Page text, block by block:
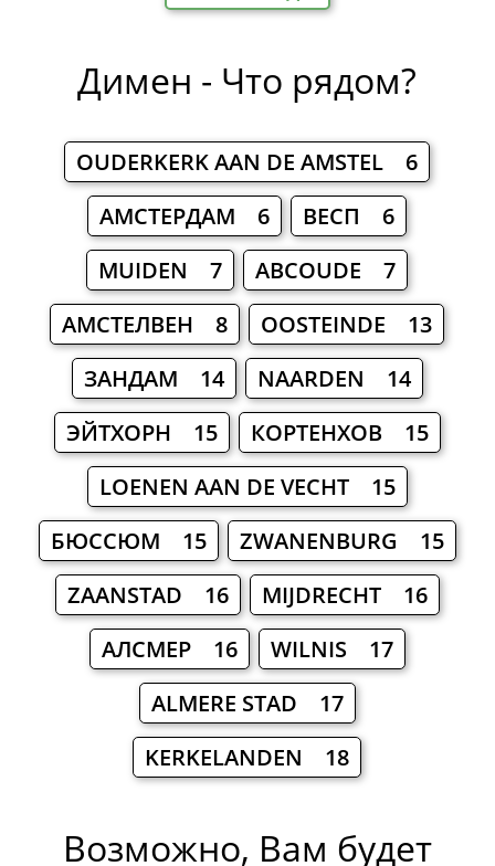
Димен - Что рядом?
OUDERKERK AAN DE AMSTEL 6
АМСТЕРДАМ 6
ВЕСП 6
MUIDEN 7
ABCOUDE 7
АМСТЕЛВЕН 8
OOSTEINDE 13
ЗАНДАМ 14
NAARDEN 14
ЭЙТХОРН 15
КОРТЕНХОВ 15
LOENEN AAN DE VECHT 15
БЮССЮМ 15
ZWANENBURG 15
ZAANSTAD 16
MIJDRECHT 16
АЛСМЕР 16
WILNIS 17
ALMERE STAD 17
KERKELANDEN 18
Возможно, Вам будет